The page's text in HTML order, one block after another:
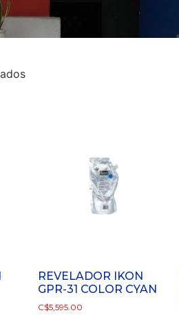
REVELADOR IKON
GPR-31 COLOR CYAN
C$5,595.00